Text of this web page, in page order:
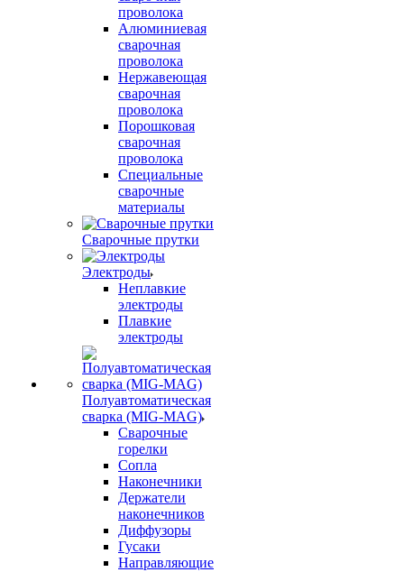
проволока
Алюминиевая
сварочная
проволока
Нержавеющая
сварочная
проволока
Порошковая
сварочная
проволока
Специальные
сварочные
материалы
Сварочные прутки
Электроды
Неплавкие
электроды
Плавкие
электроды
Полуавтоматическая
сварка (MIG-MAG)
Сварочные
горелки
Сопла
Наконечники
Держатели
наконечников
Диффузоры
Гусаки
Направляющие